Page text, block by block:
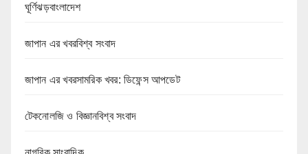
ঘূর্ণিঝড়বাংলাদেশ
জাপান এর খবরবিশ্ব সংবাদ
জাপান এর খবরসামরিক খবর: ডিফেন্স আপডেট
টেকনোলজি ও বিজ্ঞানবিশ্ব সংবাদ